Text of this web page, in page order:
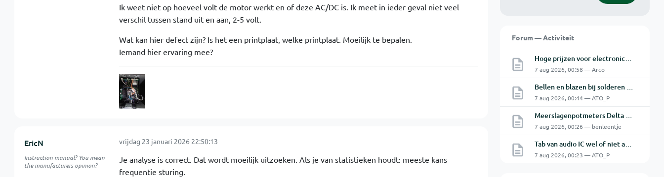
Forum — Activiteit
Hoge prijzen voor electronica hobbyisten
7 aug 2026, 00:58 — Arco
Bellen en blazen bij solderen van Chinese PCBs
7 aug 2026, 00:44 — ATO_P
Meerslagenpotmeters Delta SM45-70D
7 aug 2026, 00:26 — benleentje
Tab van audio IC wel of niet aan de GND.
7 aug 2026, 00:23 — ATO_P
Ik weet niet op hoeveel volt de motor werkt en of deze AC/DC is. Ik meet in ieder geval niet veel
verschil tussen stand uit en aan, 2-5 volt.
Wat kan hier defect zijn? Is het een printplaat, welke printplaat. Moeilijk te bepalen.
Iemand hier ervaring mee?
EricN
Instruction manual? You mean
the manufacturers opinion?
vrijdag 23 januari 2026 22:50:13
Je analyse is correct. Dat wordt moeilijk uitzoeken. Als je van statistieken houdt: meeste kans
frequentie sturing.